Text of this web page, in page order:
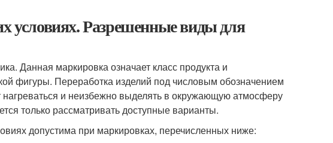
условиях. Разрешенные виды для
Данная маркировка означает класс продукта и
фигуры. Переработка изделий под числовым обозначением
нагреваться и неизбежно выделять в окружающую атмосферу
только рассматривать доступные варианты.
допустима при маркировках, перечисленных ниже: